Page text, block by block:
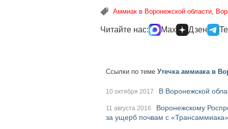
Аммиак в Воронежской области,
Читайте нас: Max Дзен
Ссылки по теме Утечка аммиака в
10 октября 2017 В Воронежской
11 августа 2016
Воронежскому
за ущерб почвам с «Трансаммиака»